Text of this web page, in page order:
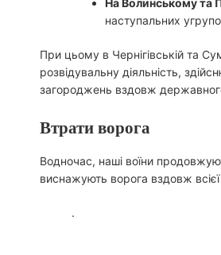
На Волинському та
наступальних
При цьому в Чернігівській та
розвідувальну діяльність,
загороджень вздовж
Втрати ворога
Водночас, наші воїни
виснажують ворога вздовж всієї
.